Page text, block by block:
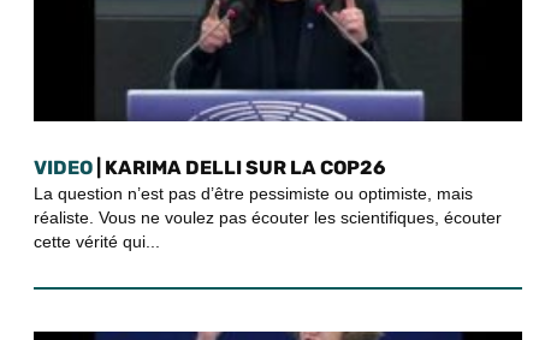
VIDEO | KARIMA DELLI SUR LA COP26
La question n’est pas d’être pessimiste ou optimiste, mais
réaliste. Vous ne voulez pas écouter les scientifiques, écouter
cette vérité qui...